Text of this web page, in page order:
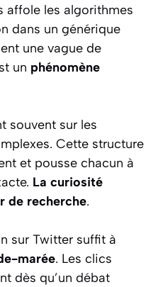
affole les algorithmes
dans un générique
une vague de
un phénomène
souvent sur les
Cette structure
et pousse chacun à
La curiosité
de recherche.
sur Twitter suffit à
marée. Les clics
dès qu’un débat